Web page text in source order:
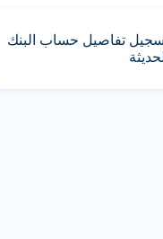
تفاصيل حساب البنك